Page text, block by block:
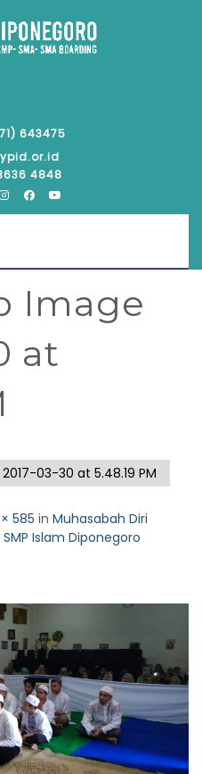
643475
4848
Image
at
03-30 at 5.48.19 PM
585 in Muhasabah Diri
Islam Diponegoro